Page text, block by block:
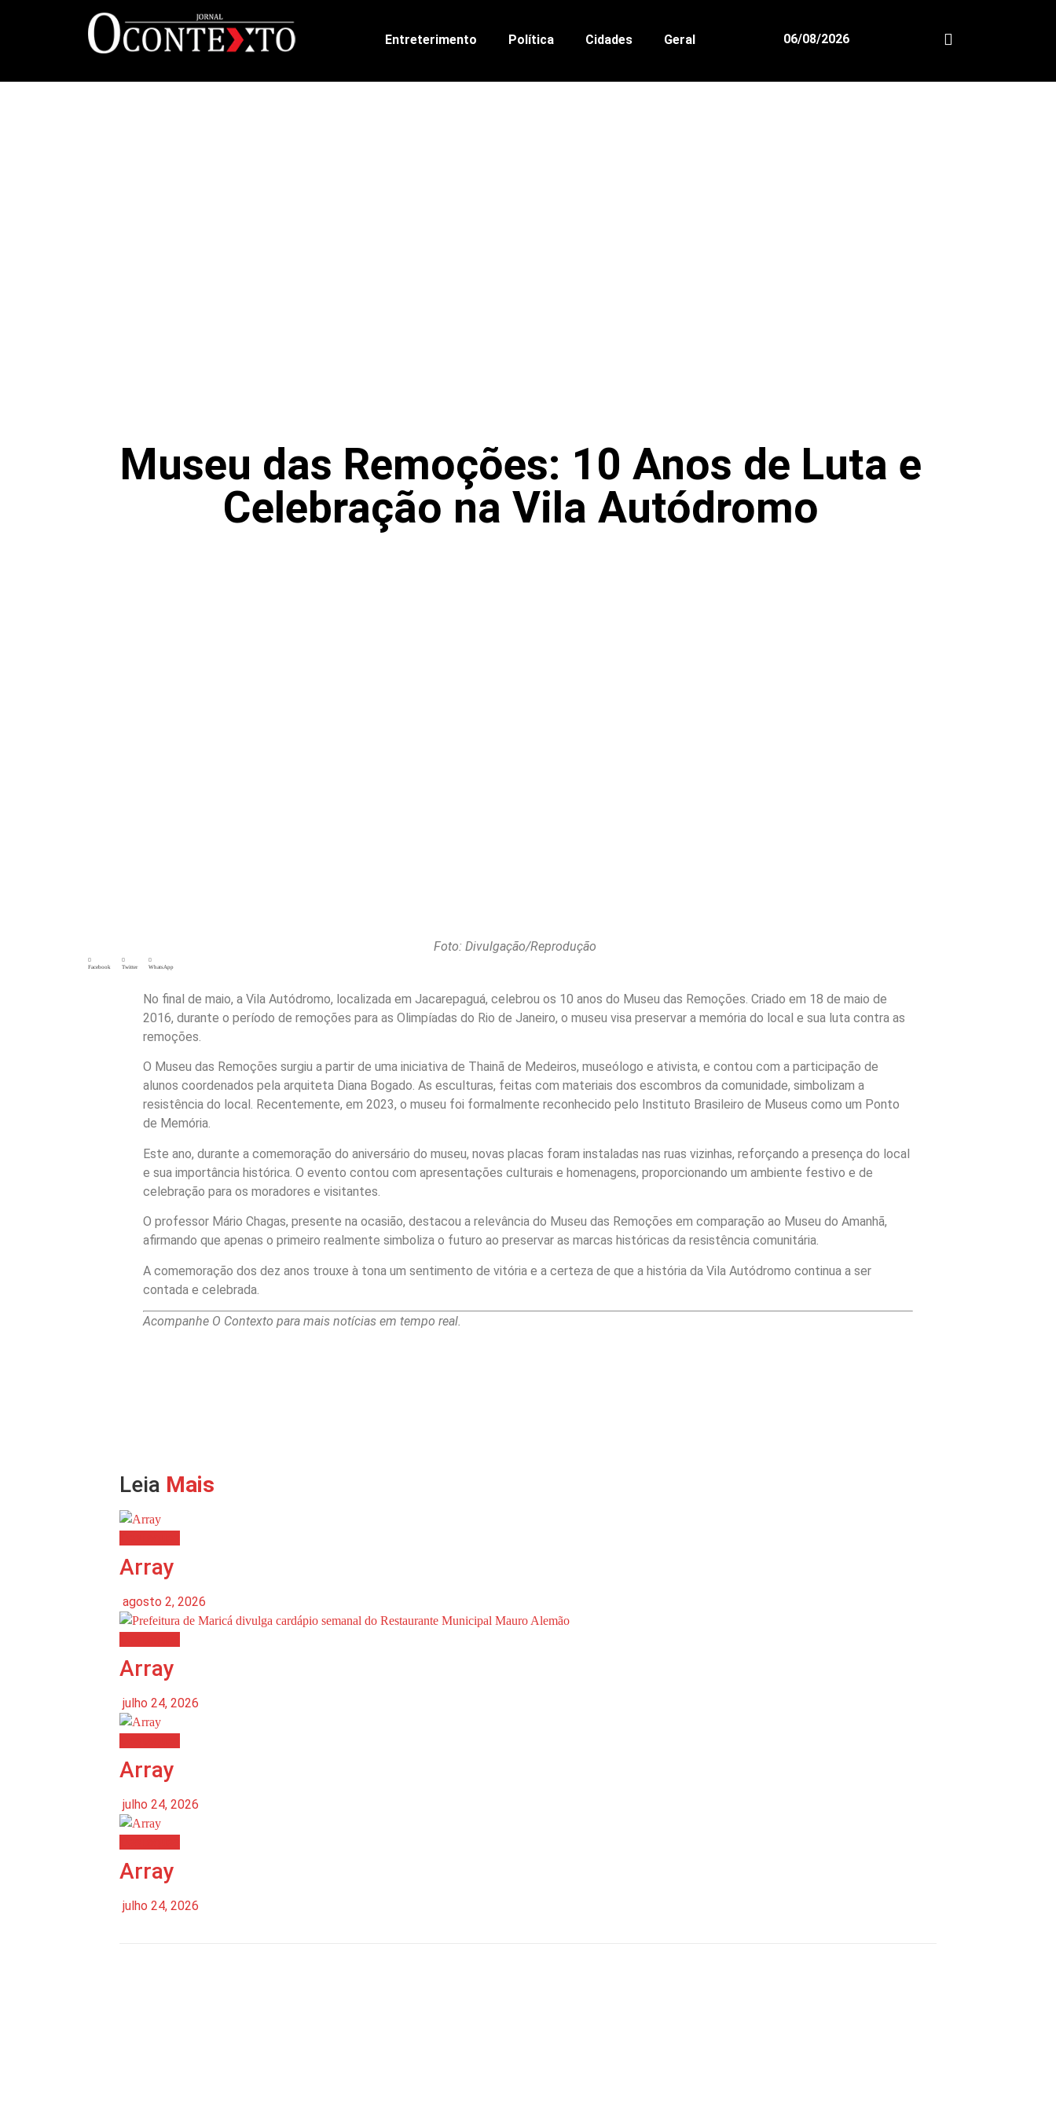
Entreterimento Política Cidades Geral 06/08/2026
Museu das Remoções: 10 Anos de Luta e
Celebração na Vila Autódromo
Foto: Divulgação/Reprodução
Facebook Twitter WhatsApp
No final de maio, a Vila Autódromo, localizada em Jacarepaguá, celebrou os 10 anos do Museu das Remoções. Criado em 18 de maio de
2016, durante o período de remoções para as Olimpíadas do Rio de Janeiro, o museu visa preservar a memória do local e sua luta contra as
remoções.
O Museu das Remoções surgiu a partir de uma iniciativa de Thainã de Medeiros, museólogo e ativista, e contou com a participação de
alunos coordenados pela arquiteta Diana Bogado. As esculturas, feitas com materiais dos escombros da comunidade, simbolizam a
resistência do local. Recentemente, em 2023, o museu foi formalmente reconhecido pelo Instituto Brasileiro de Museus como um Ponto
de Memória.
Este ano, durante a comemoração do aniversário do museu, novas placas foram instaladas nas ruas vizinhas, reforçando a presença do local
e sua importância histórica. O evento contou com apresentações culturais e homenagens, proporcionando um ambiente festivo e de
celebração para os moradores e visitantes.
O professor Mário Chagas, presente na ocasião, destacou a relevância do Museu das Remoções em comparação ao Museu do Amanhã,
afirmando que apenas o primeiro realmente simboliza o futuro ao preservar as marcas históricas da resistência comunitária.
A comemoração dos dez anos trouxe à tona um sentimento de vitória e a certeza de que a história da Vila Autódromo continua a ser
contada e celebrada.
Acompanhe O Contexto para mais notícias em tempo real.
Leia Mais
Array
agosto 2, 2026
Array
julho 24, 2026
Array
julho 24, 2026
Array
julho 24, 2026